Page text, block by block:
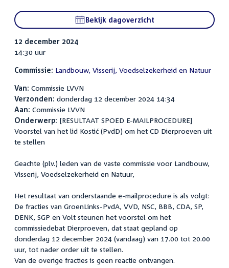
Bekijk dagoverzicht
12 december 2024
14:30 uur
Commissie: Landbouw, Visserij, Voedselzekerheid en Natuur
Van: Commissie LVVN
Verzonden: donderdag 12 december 2024 14:34
Aan: Commissie LVVN
Onderwerp: [RESULTAAT SPOED E-MAILPROCEDURE]
Voorstel van het lid Kostić (PvdD) om het CD Dierproeven uit
te stellen
Geachte (plv.) leden van de vaste commissie voor Landbouw,
Visserij, Voedselzekerheid en Natuur,
Het resultaat van onderstaande e-mailprocedure is als volgt:
De fracties van GroenLinks-PvdA, VVD, NSC, BBB, CDA, SP,
DENK, SGP en Volt steunen het voorstel om het
commissiedebat Dierproeven, dat staat gepland op
donderdag 12 december 2024 (vandaag) van 17.00 tot 20.00
uur, tot nader order uit te stellen.
Van de overige fracties is geen reactie ontvangen.